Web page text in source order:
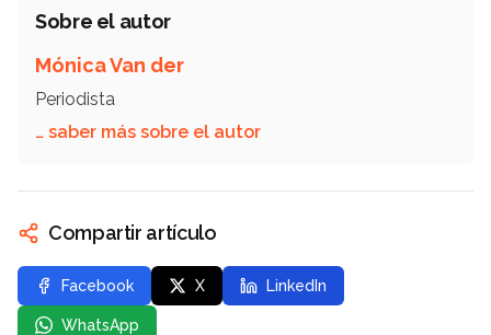
Sobre el autor
Mónica Van der
Periodista
… saber más sobre el autor
Compartir artículo
Facebook X LinkedIn
WhatsApp